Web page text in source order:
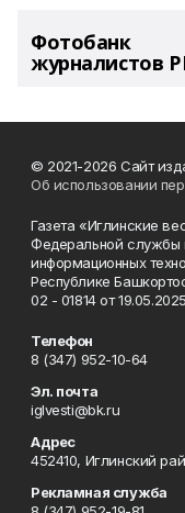
Фотобанк
журналистов
© 2021-2026 Сайт
Об использовании
Газета «Иглинские
Федеральной службы
информационных
Республике
02 - 01814 от
Телефон
8 (347) 952-10-64
Эл. почта
iglvesti@bk.ru
Адрес
452410, Иглинский
Рекламная служба